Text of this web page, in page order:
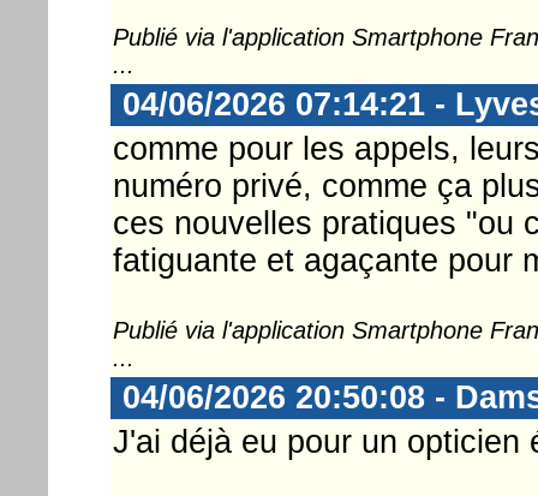
Publié via l'application Smartphone
...
04/06/2026 07:14:21 -
comme pour les appels,
numéro privé, comme ça
ces nouvelles pratiques "ou
fatiguante et agaçante pour
Publié via l'application Smartphone
...
04/06/2026 20:50:08 -
J'ai déjà eu pour un opticien